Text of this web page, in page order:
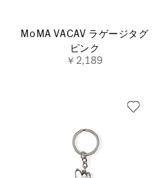
MoMA VACAV ラゲージタグ
ピンク
￥2,189